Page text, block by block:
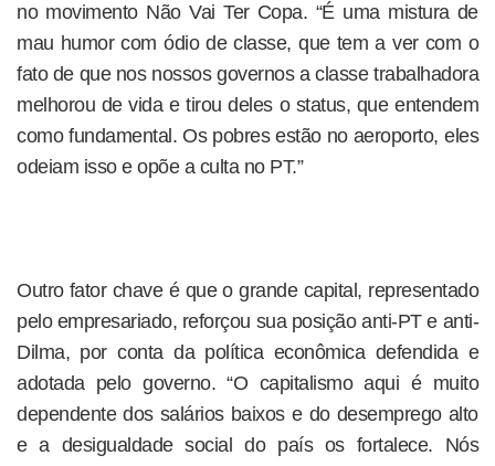
no movimento Não Vai Ter Copa. “É uma mistura de
mau humor com ódio de classe, que tem a ver com o
fato de que nos nossos governos a classe trabalhadora
melhorou de vida e tirou deles o status, que entendem
como fundamental. Os pobres estão no aeroporto, eles
odeiam isso e opõe a culta no PT.”
Outro fator chave é que o grande capital, representado
pelo empresariado, reforçou sua posição anti-PT e anti-
Dilma, por conta da política econômica defendida e
adotada pelo governo. “O capitalismo aqui é muito
dependente dos salários baixos e do desemprego alto
e a desigualdade social do país os fortalece. Nós